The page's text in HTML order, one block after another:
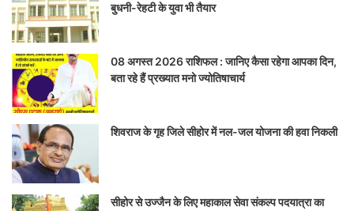
बुधनी-रेहटी के युवा भी तैयार
08 अगस्त 2026 राशिफल : जानिए कैसा रहेगा आपका दिन,
बता रहे हैं प्रख्यात मनो ज्योतिषाचार्य
शिवराज के गृह जिले सीहोर में नल-जल योजना की हवा निकली
सीहोर से उज्जैन के लिए महाकाल सेवा संकल्प पदयात्रा का